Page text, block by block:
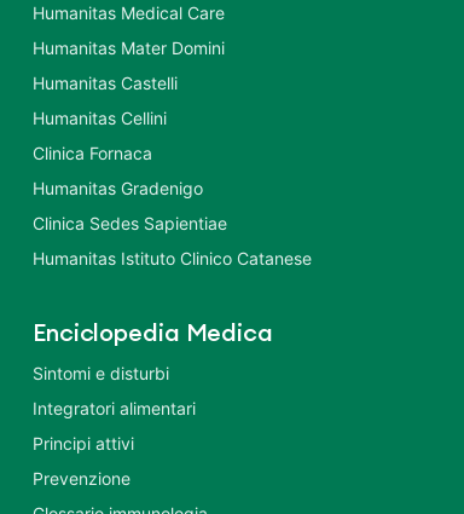
Humanitas Medical Care
Humanitas Mater Domini
Humanitas Castelli
Humanitas Cellini
Clinica Fornaca
Humanitas Gradenigo
Clinica Sedes Sapientiae
Humanitas Istituto Clinico Catanese
Enciclopedia Medica
Sintomi e disturbi
Integratori alimentari
Principi attivi
Prevenzione